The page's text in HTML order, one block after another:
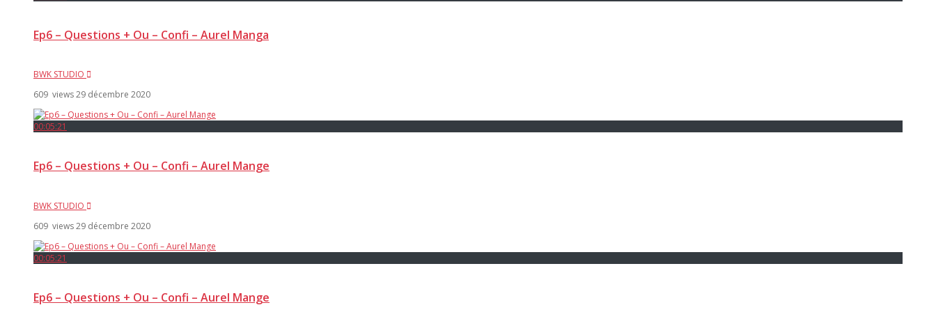
Ep6 – Questions + Ou – Confi – Aurel Manga
BWK STUDIO
609 views29 décembre 2020
00:05:21
Ep6 – Questions + Ou – Confi – Aurel Mange
BWK STUDIO
609 views29 décembre 2020
00:05:21
Ep6 – Questions + Ou – Confi – Aurel Mange